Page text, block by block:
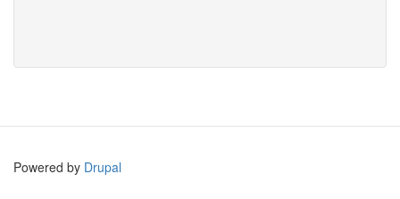
Powered by Drupal